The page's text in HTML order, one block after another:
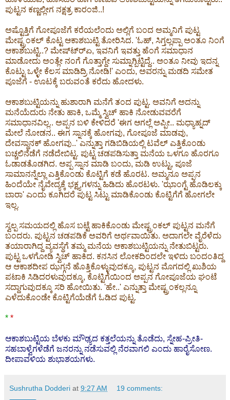
ಪುಟ್ಟನ ಕಣ್ಣಲ್ಲೀಗ ನಕ್ಷತ್ರ ಕಾರಂಜಿ..!
ಅಷ್ಟೊತ್ತಿಗೆ ಗೋಪೂಜೆಗೆ ಕರೆಯಲೆಂದು ಅಲ್ಲಿಗೆ ಬಂದ ಅಮ್ಮನಿಗೆ ಪುಟ್ಟ
ಮೇಷ್ಟ್ರಂಕಲ್ ಕೊಟ್ಟ ಆಕಾಶಬುಟ್ಟಿ ತೋರಿಸಿದ. 'ಓಹ್, ಸಿಗ್ತಲ್ಲಪ್ಪಾ ಅಂತೂ ನಿಂಗೆ
ಆಕಾಶಬುಟ್ಟಿ..? ಮೇಷ್ಟ್ರ್‍ಏ, ಇವನಿಗೆ ಇವತ್ತು ಹೆಂಗೆ ಸಮಾಧಾನ
ಮಾಡೋದು ಅಂತ್ಲೇ ನಂಗೆ ಗೊತ್ತಾಗ್ದೇ ಸುಮ್ನಾಗ್ಬಿಟ್ಟಿದ್ದೆ.. ಅಂತೂ ನೀವು ಇದನ್ನ
ಕೊಟ್ಟು ಒಳ್ಳೇ ಕೆಲಸ ಮಾಡಿದ್ರಿ ನೋಡಿ!' ಎಂದು, ಅವರನ್ನು ಮಡದಿ ಸಮೇತ
ಪೂಜೆಗೆ - ಊಟಕ್ಕೆ ಬರುವಂತೆ ಕರೆದು ಹೋದಳು.
ಆಕಾಶಬುಟ್ಟಿಯನ್ನು ಹುಶಾರಾಗಿ ಮನೆಗೆ ತಂದ ಪುಟ್ಟ. ಅವನಿಗೆ ಅದನ್ನು
ಮನೆಯೆದುರು ನೇತು ಹಾಕಿ, ಒಮ್ಮೆ ಸ್ವಿಚ್ ಹಾಕಿ ನೋಡುವವರೆಗೆ
ಸಮಾಧಾನವಿಲ್ಲ.. ಅಪ್ಪನ ಬಳಿ ಕೇಳಿದರೆ 'ಈಗ ಆಗಲ್ಲೆ ಅಪ್ಪೀ.. ಮಧ್ಯಾಹ್ನದ್
ಮೇಲೆ ನೋಡನ.. ಈಗ ಸ್ನಾನಕ್ಕೆ ಹೋಗವು, ಗೋಪೂಜೆ ಮಾಡವು,
ದೇವಸ್ಥಾನಕ್ ಹೋಗವು..' ಎನ್ನುತ್ತಾ ಗಡಿಬಿಡಿಯಲ್ಲಿ ಟವೆಲ್ ಎತ್ತಿಕೊಂಡು
ಬಚ್ಚಲಿನೆಡೆಗೆ ನಡೆದೇಬಿಟ್ಟ. ಪುಟ್ಟ ಚಡಪಡಿಸುತ್ತಾ ಮನೆಯ ಒಳಗೂ ಹೊರಗೂ
ಓಡಾಡತೊಡಗಿದ. ಅಪ್ಪ ಸ್ನಾನ ಮಾಡಿ ಬಂದು, ಮಡಿ ಉಟ್ಟು, ಪೂಜೆ
ಸಾಮಾನನ್ನೆಲ್ಲಾ ಎತ್ತಿಕೊಂಡು ಕೊಟ್ಟಿಗೆ ಕಡೆ ಹೊರಟ. ಅಮ್ಮನೂ ಅಪ್ಪನ
ಹಿಂದೆಯೇ ನೈವೇದ್ಯಕ್ಕೆ ಭಕ್ಷ್ಯಗಳನ್ನು ಹಿಡಿದು ಹೊರಟಳು. 'ಝಾಂಗ್ಟೆ ಹೊಡಿಲಕ್ಕು
ಬಾರಾ' ಎಂದು ಕೂಗಿದರೆ ಪುಟ್ಟ ಸಿಟ್ಟು ಮಾಡಿಕೊಂಡು ಕೊಟ್ಟಿಗೆಗೆ ಹೋಗಲೇ
ಇಲ್ಲ.
ಸ್ವಲ್ಪ ಸಮಯದಲ್ಲಿ ಹೊಸ ಬಟ್ಟೆ ಹಾಕಿಕೊಂಡು ಮೇಷ್ಟ್ರಂಕಲ್ ಪುಟ್ಟನ ಮನೆಗೆ
ಬಂದರು. ಪುಟ್ಟನ ಚಡಪಡಿಕೆ ಅವರಿಗೆ ಅರ್ಥವಾಯಿತು. ಅದಾಗಲೇ ವೈರೆಳೆದು
ತಯಾರಾಗಿದ್ದ ವ್ಯವಸ್ಥೆಗೆ ತಮ್ಮ ಮನೆಯ ಆಕಾಶಬುಟ್ಟಿಯನ್ನು ನೇತುಬಿಟ್ಟರು.
ಪುಟ್ಟ ಒಳಗೋಡಿ ಸ್ವಿಚ್ ಹಾಕಿದ. ಕನಸಿನ ಲೋಕದಿಂದಲೇ ಇಳಿದು ಬಂದಂತಿದ್ದ
ಆ ಆಕಾಶದೀಪ ಝಗ್ಗನೆ ಹೊತ್ತಿಕೊಳ್ಳುವುದಕ್ಕೂ, ಪುಟ್ಟನ ಮೊಗದಲ್ಲಿ ಖುಶಿಯ
ಪಟಾಕಿ ಸಿಡಿದರಳುವುದಕ್ಕೂ, ಕೊಟ್ಟಿಗೆಯಿಂದ ಅಪ್ಪನ ಗೋಪೂಜೆಯ ಘಂಟೆ
ಸದ್ದಾಗುವುದಕ್ಕೂ ಸರಿ ಹೋಯಿತು. 'ಹೇ..' ಎನ್ನುತ್ತಾ ಮೇಷ್ಟ್ರಂಕಲ್ಲನ್ನೂ
ಎಳೆದುಕೊಂಡೇ ಕೊಟ್ಟಿಗೆಯೆಡೆಗೆ ಓಡಿದ ಪುಟ್ಟ.
* *
ಆಕಾಶಬುಟ್ಟಿಯ ಬೆಳಕು ಮೌಢ್ಯದ ಕತ್ತಲೆಯನ್ನು ತೊಡೆದು, ಸ್ನೇಹ-ಪ್ರೀತಿ-
ಸಹಬಾಳ್ವೆಗಳೆಡೆಗೆ ಜನರನ್ನು ನಡೆಸುವಲ್ಲಿ ನೆರವಾಗಲಿ ಎಂದು ಹಾರೈಸೋಣ.
ದೀಪಾವಳಿಯ ಶುಭಾಶಯಗಳು.
Sushrutha Dodderi at 9:27 AM 19 comments: